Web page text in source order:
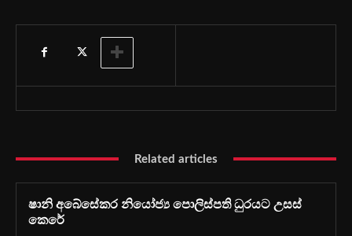
Related articles
ෂානි අබේසේකර නියෝජ්‍ය පොලිස්පති ධුරයට උසස්
කෙරේ